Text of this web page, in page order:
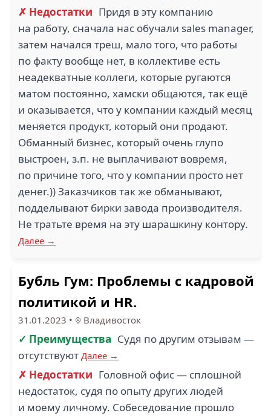
✗ Недостатки Придя в эту компанию
на работу, сначала нас обучали sales manager,
затем начался треш, мало того, что работы
по факту вообще нет, в коллективе есть
неадекватные коллеги, которые ругаются
матом постоянно, хамски общаются, так ещё
и оказывается, что у компании каждый месяц
меняется продукт, который они продают.
Обманный бизнес, который очень глупо
выстроен, з.п. не выплачивают вовремя,
по причине того, что у компании просто нет
денег.)) Заказчиков так же обманывают,
подделывают бирки завода производителя.
Не тратьте время на эту шарашкину контору.
Далее →
Бубль Гум: Проблемы с кадровой
политикой и HR.
31.01.2023 • Владивосток
✓ Преимущества Судя по другим отзывам —
отсутствуют Далее →
✗ Недостатки Головной офис — сплошной
недостаток, судя по опыту других людей
и моему личному. Собеседование прошло